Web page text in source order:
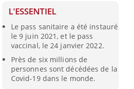
L'ESSENTIEL
Le pass sanitaire a été instauré
le 9 juin 2021, et le pass
vaccinal, le 24 janvier 2022.
Près de six millions de
personnes sont décédées de la
Covid-19 dans le monde.